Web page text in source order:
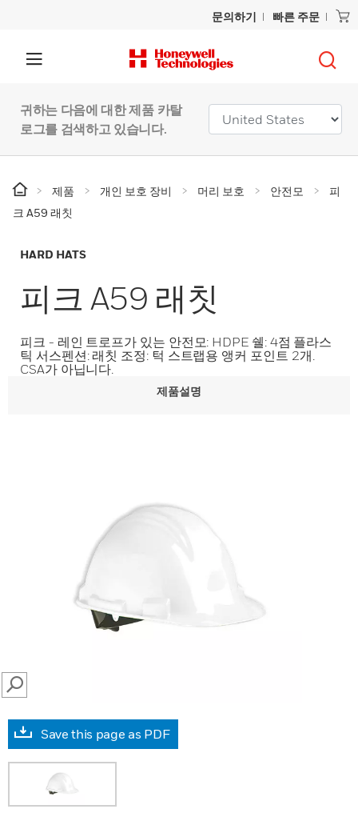
문의하기 빠른 주문
귀하는 다음에 대한 제품 카탈
로그를 검색하고 있습니다.
제품 개인 보호 장비 머리 보호 안전모
피
크 A59 래칫
HARD HATS
피크 A59 래칫
피크 - 레인 트로프가 있는 안전모: HDPE 쉘: 4점 플라스
틱 서스펜션: 래칫 조정: 턱 스트랩용 앵커 포인트 2개.
CSA가 아닙니다.
제품설명
SEARCH
Save this page as PDF